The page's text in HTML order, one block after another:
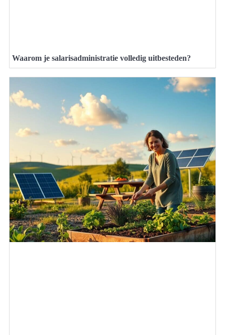
Waarom je salarisadministratie volledig uitbesteden?